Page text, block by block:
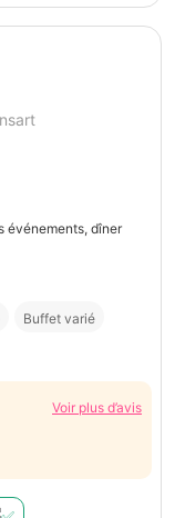
événements, dîner
Buffet varié
Voir plus d’avis